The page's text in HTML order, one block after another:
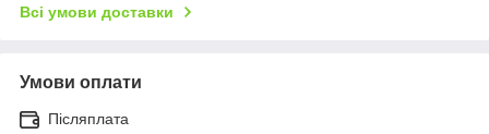
Всі умови доставки
Умови оплати
Післяплата